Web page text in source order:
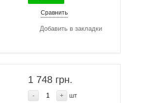
Сравнить
Добавить в закладки
1 748 грн.
- + шт